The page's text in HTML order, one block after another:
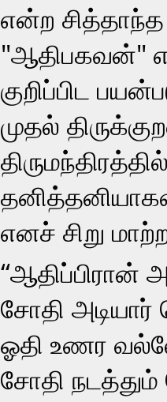
என்ற சித்தாந்த
"ஆதிபகவன்"
குறிப்பிட
முதல்
எனச் சிறு
“ஆதிப்பிரான்
சோதி
ஓதி உணர
சோதி நடத்தும்